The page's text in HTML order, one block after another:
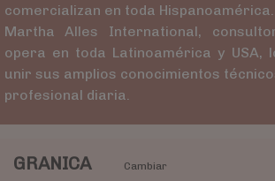
comercializan en toda
Martha Alles International,
opera en toda Latinoamérica y USA,
unir sus amplios conocimientos
profesional diaria.
GRANICA
Cambiar